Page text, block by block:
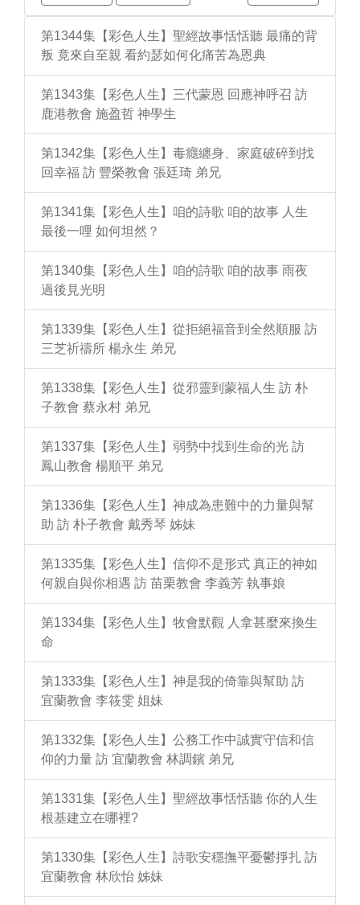
第1344集【彩色人生】聖經故事恬恬聽 最痛的背
叛 竟來自至親 看約瑟如何化痛苦為恩典
第1343集【彩色人生】三代蒙恩 回應神呼召 訪
鹿港教會 施盈哲 神學生
第1342集【彩色人生】毒癮纏身、家庭破碎到找
回幸福 訪 豐榮教會 張廷琦 弟兄
第1341集【彩色人生】咱的詩歌 咱的故事 人生
最後一哩 如何坦然？
第1340集【彩色人生】咱的詩歌 咱的故事 雨夜
過後見光明
第1339集【彩色人生】從拒絕福音到全然順服 訪
三芝祈禱所 楊永生 弟兄
第1338集【彩色人生】從邪靈到蒙福人生 訪 朴
子教會 蔡永村 弟兄
第1337集【彩色人生】弱勢中找到生命的光 訪
鳳山教會 楊順平 弟兄
第1336集【彩色人生】神成為患難中的力量與幫
助 訪 朴子教會 戴秀琴 姊妹
第1335集【彩色人生】信仰不是形式 真正的神如
何親自與你相遇 訪 苗栗教會 李義芳 執事娘
第1334集【彩色人生】牧會默觀 人拿甚麼來換生
命
第1333集【彩色人生】神是我的倚靠與幫助 訪
宜蘭教會 李筱雯 姐妹
第1332集【彩色人生】公務工作中誠實守信和信
仰的力量 訪 宜蘭教會 林調鑌 弟兄
第1331集【彩色人生】聖經故事恬恬聽 你的人生
根基建立在哪裡?
第1330集【彩色人生】詩歌安穩撫平憂鬱掙扎 訪
宜蘭教會 林欣怡 姊妹